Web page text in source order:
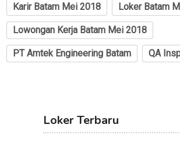
Karir Batam Mei 2018 Loker Batam
Lowongan Kerja Batam Mei 2018
PT Amtek Engineering Batam QA
Loker Terbaru